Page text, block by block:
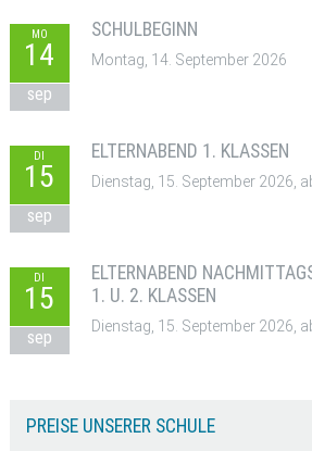
MO
14
sep
SCHULBEGINN
Montag, 14. September 2026
DI
15
sep
ELTERNABEND 1. KLASSEN
Dienstag, 15. September 2026,
DI
15
sep
ELTERNABEND
1. U. 2. KLASSEN
Dienstag, 15. September 2026,
PREISE UNSERER SCHULE